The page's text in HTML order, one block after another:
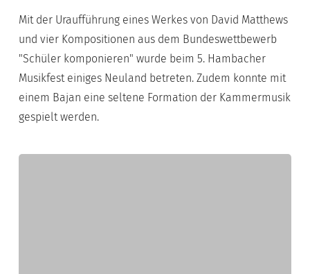
Mit der Uraufführung eines Werkes von David Matthews
und vier Kompositionen aus dem Bundeswettbewerb
"Schüler komponieren" wurde beim 5. Hambacher
Musikfest einiges Neuland betreten. Zudem konnte mit
einem Bajan eine seltene Formation der Kammermusik
gespielt werden.